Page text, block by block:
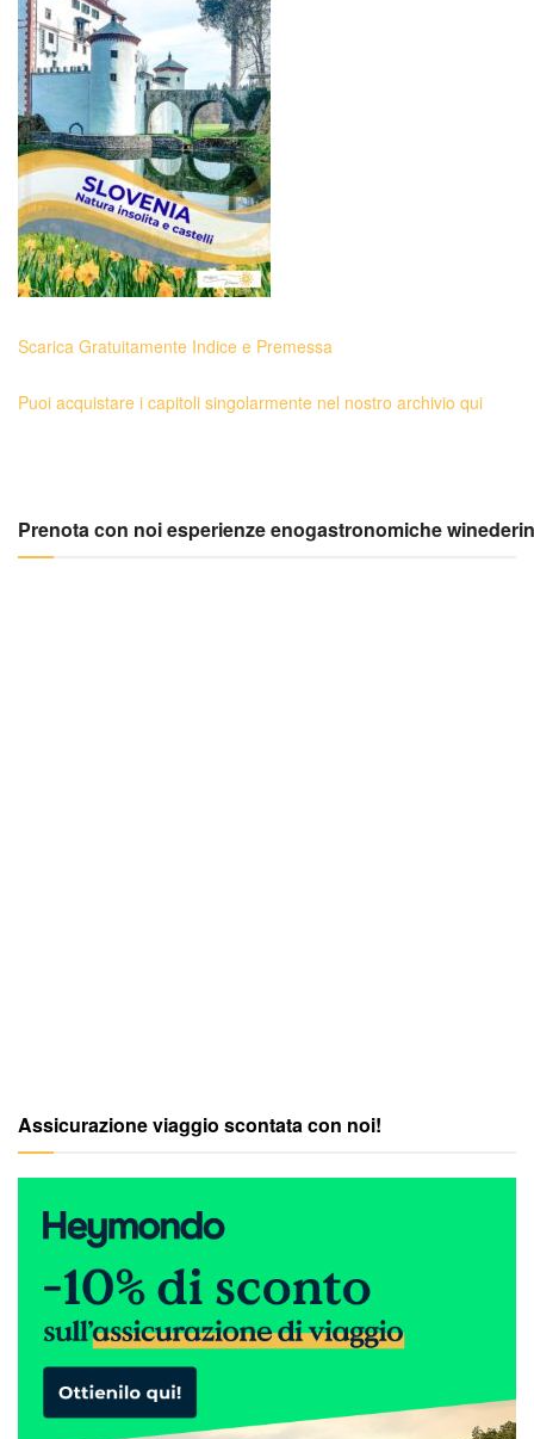
Scarica Gratuitamente Indice e Premessa
Puoi acquistare i capitoli singolarmente nel nostro archivio qui
Prenota con noi esperienze enogastronomiche
Assicurazione viaggio scontata con noi!